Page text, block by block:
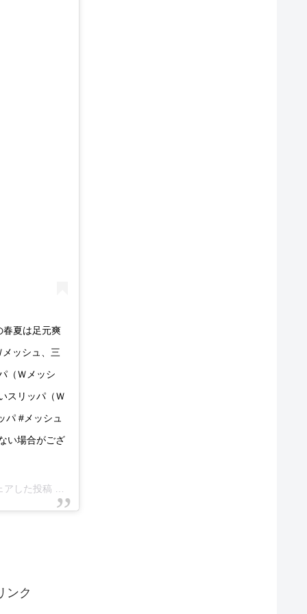
春夏は足元爽
ッシュ、三
（Ｗメッシ
スリッパ（Ｗ
パ #メッシュ
い場合がござ
した投稿 –
ンク